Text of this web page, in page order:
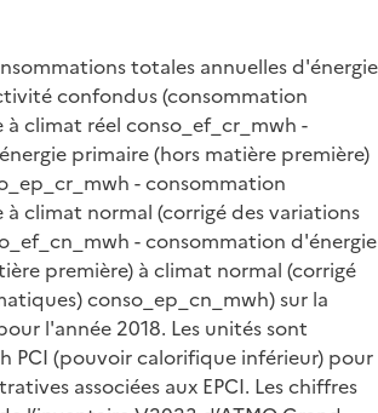
totales annuelles d'énergie
confondus (consommation
climat réel conso_ef_cr_mwh -
primaire (hors matière première)
- consommation
climat normal (corrigé des variations
- consommation d'énergie
première) à climat normal (corrigé
conso_ep_cn_mwh) sur la
l'année 2018. Les unités sont
PCI (pouvoir calorifique inférieur) pour
associées aux EPCI. Les chiffres